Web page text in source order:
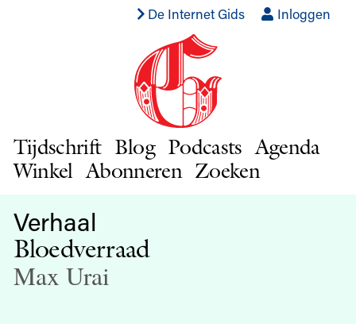
De Internet Gids Inloggen
Tijdschrift Blog Podcasts Agenda
Winkel Abonneren Zoeken
Verhaal
Bloedverraad
Max Urai